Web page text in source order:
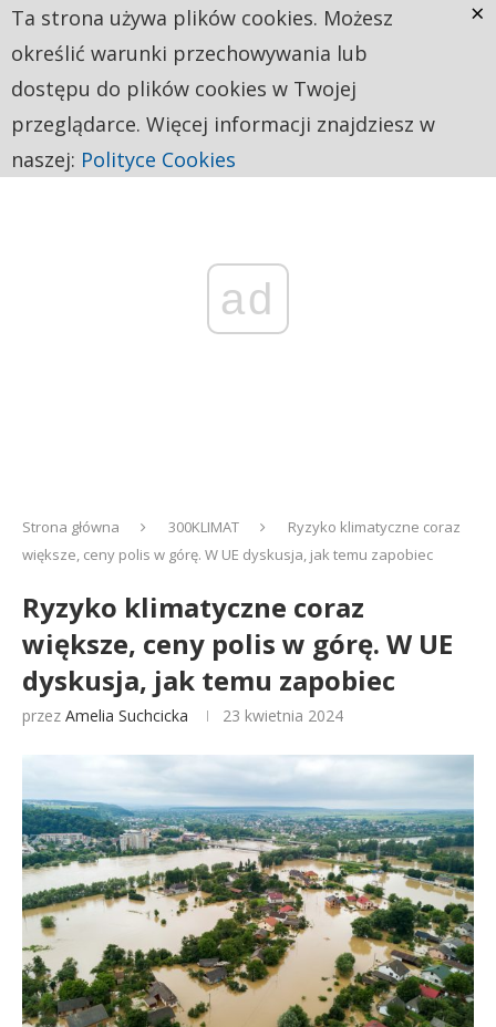
ad
Strona główna 300KLIMAT
Ryzyko klimatyczne coraz
większe, ceny polis w górę. W UE dyskusja, jak temu zapobiec
Ryzyko klimatyczne coraz
większe, ceny polis w górę. W UE
dyskusja, jak temu zapobiec
przez Amelia Suchcicka 23 kwietnia 2024
Ta strona używa plików cookies. Możesz
określić warunki przechowywania lub
dostępu do plików cookies w Twojej
przeglądarce. Więcej informacji znajdziesz w
naszej: Polityce Cookies
×